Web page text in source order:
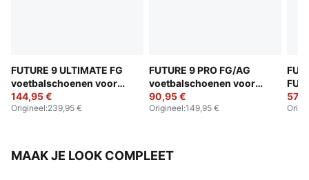
FUTURE 9 ULTIMATE FG
voetbalschoenen voor
dames
144,95 €
Origineel:239,95 €
FUTURE 9 PRO FG/AG
voetbalschoenen voor
dames
90,95 €
Origineel:149,95 €
MAAK JE LOOK COMPLEET